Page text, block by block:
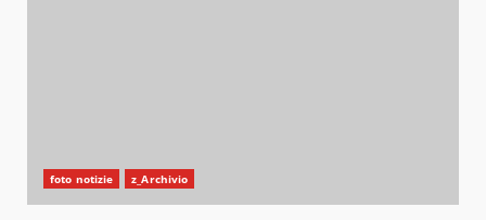
foto notizie z_Archivio